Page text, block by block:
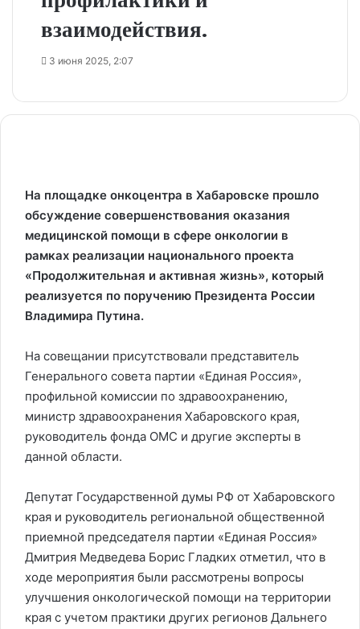
взаимодействия.
3 июня 2025, 2:07
На площадке онкоцентра в Хабаровске прошло
обсуждение совершенствования оказания
медицинской помощи в сфере онкологии в
рамках реализации национального проекта
«Продолжительная и активная жизнь», который
реализуется по поручению Президента России
Владимира Путина.
На совещании присутствовали представитель
Генерального совета партии «Единая Россия»,
профильной комиссии по здравоохранению,
министр здравоохранения Хабаровского края,
руководитель фонда ОМС и другие эксперты в
данной области.
Депутат Государственной думы РФ от Хабаровского
края и руководитель региональной общественной
приемной председателя партии «Единая Россия»
Дмитрия Медведева Борис Гладких отметил, что в
ходе мероприятия были рассмотрены вопросы
улучшения онкологической помощи на территории
края с учетом практики других регионов Дальнего